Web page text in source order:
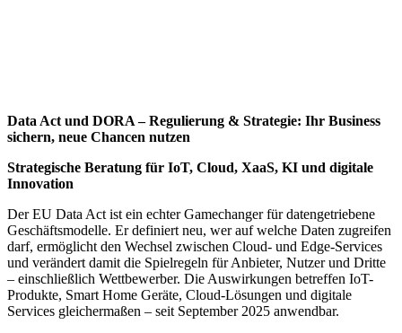
Data Act und DORA – Regulierung & Strategie: Ihr Business
sichern, neue Chancen nutzen
Strategische Beratung für IoT, Cloud, XaaS, KI und digitale
Innovation
Der EU Data Act ist ein echter Gamechanger für datengetriebene
Geschäftsmodelle. Er definiert neu, wer auf welche Daten zugreifen
darf, ermöglicht den Wechsel zwischen Cloud- und Edge-Services
und verändert damit die Spielregeln für Anbieter, Nutzer und Dritte
– einschließlich Wettbewerber. Die Auswirkungen betreffen IoT-
Produkte, Smart Home Geräte, Cloud-Lösungen und digitale
Services gleichermaßen – seit September 2025 anwendbar.